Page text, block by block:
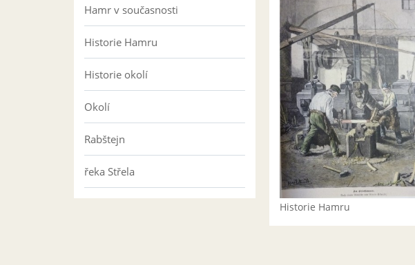
Hamr v současnosti
Historie Hamru
Historie okolí
Okolí
Rabštejn
řeka Střela
Historie Hamru